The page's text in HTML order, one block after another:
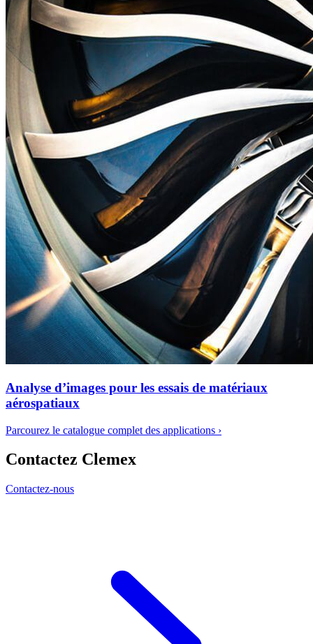
Analyse d’images pour les essais de matériaux
aérospatiaux
Parcourez le catalogue complet des applications ›
Contactez Clemex
Contactez-nous